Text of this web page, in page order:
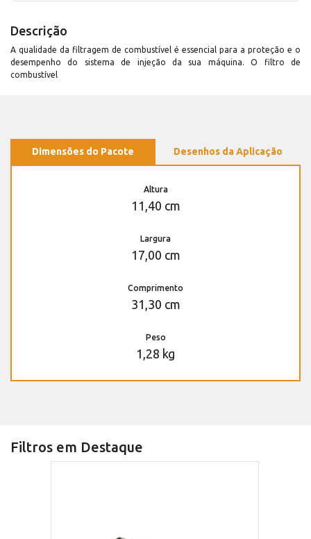
Descrição
A qualidade da filtragem de combustível é essencial para a proteção e o
desempenho do sistema de injeção da sua máquina. O filtro de
combustível
Dimensões do Pacote Desenhos da Aplicação
Altura
11,40 cm
Largura
17,00 cm
Comprimento
31,30 cm
Peso
1,28 kg
Filtros em Destaque